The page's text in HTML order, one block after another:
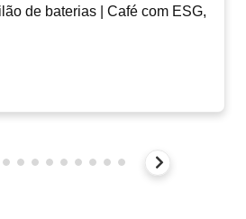
de baterias | Café com ESG,